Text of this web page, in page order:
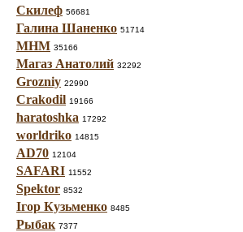
Скилеф 56681
Галина Шаненко 51714
МНМ 35166
Магаз Анатолий 32292
Grozniy 22990
Crakodil 19166
haratoshka 17292
worldriko 14815
AD70 12104
SAFARI 11552
Spektor 8532
Ігор Кузьменко 8485
Рыбак 7377